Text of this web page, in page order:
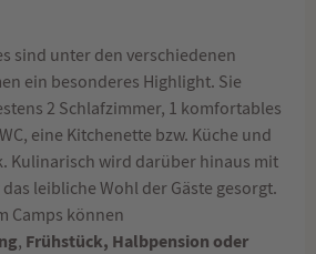
sind unter den verschiedenen
ein besonderes Highlight. Sie
2 Schlafzimmer, 1 komfortables
eine Kitchenette bzw. Küche und
Kulinarisch wird darüber hinaus mit
leibliche Wohl der Gäste gesorgt.
Camps können
, Frühstück, Halbpension oder